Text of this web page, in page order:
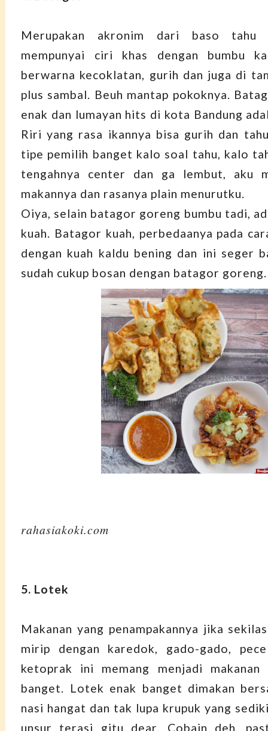
Merupakan akronim dari baso tahu
mempunyai ciri khas dengan bumbu
berwarna kecoklatan, gurih dan juga di
plus sambal. Beuh mantap pokoknya.
enak dan lumayan hits di kota Bandung
Riri yang rasa ikannya bisa gurih dan
tipe pemilih banget kalo soal tahu, kalo
tengahnya center dan ga lembut, aku
makannya dan rasanya plain menurutku.
Oiya, selain batagor goreng bumbu tadi,
kuah. Batagor kuah, perbedaanya pada
dengan kuah kaldu bening dan ini seger
sudah cukup bosan dengan batagor goreng.
rahasiakoki.com
5. Lotek
Makanan yang penampakannya jika
mirip dengan karedok, gado-gado,
ketoprak ini memang menjadi makanan
banget. Lotek enak banget dimakan
nasi hangat dan tak lupa krupuk yang
unsur terasi gitu dear. Cobain deh,